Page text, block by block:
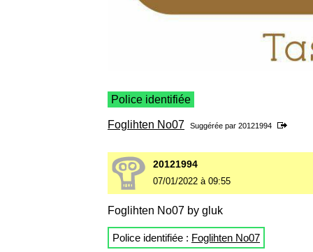
Police identifiée
Foglihten No07 Suggérée par 20121994
20121994
07/01/2022 à 09:55
Foglihten No07 by gluk
Police identifiée : Foglihten No07